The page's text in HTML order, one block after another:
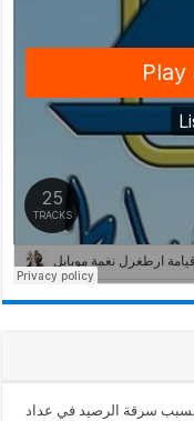
سرقة الرصيد في عداد